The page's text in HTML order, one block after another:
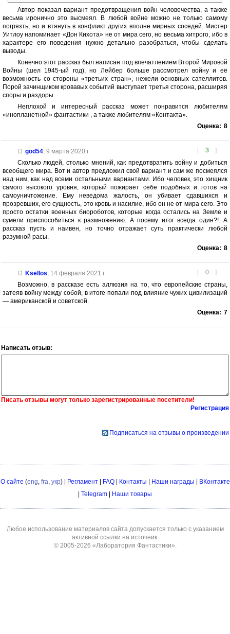
Автор показал вариант предотвращения войн человечества, а также
весьма иронично это высмеял. В любой войне можно не только самому
погрязть, но и втянуть в конфликт других вполне мирных соседей. Мистер
Уитлоу напоминает «Дон Кихота» не от мира сего, но весьма хитрого, ибо в
характере его поведения нужно детально разобраться, чтобы сделать
выводы.
Конечно этот рассказ был написан под впечатлением Второй Мировой
Войны (шел 1945-ый год), но Лейбер больше рассмотрел войну и её
возможность со стороны «третьих стран», нежели основных сателлитов.
Порой зачинщиком кровавых событий выступает третья сторона, расширяя
споры и раздоры.
Неплохой и интересный рассказ может понравится любителям
«инопланетной» фантастики , а также любителям «Контакта».
Оценка: 8
[ 3 ]
god54, 9 марта 2020 г.
Сколько людей, столько мнений, как предотвратить войну и добиться
всеобщего мира. Вот и автор предложил свой вариант и сам же посмеялся
над ним, как над всеми остальными вариантами. Ибо человек, это хищник
самого высокого уровня, который пожирает себе подобных и готов на
самоуничтожение. Ему неведома жалость, он убивает сдавшихся и
прозревших, его сущность, это кровь и насилие, ибо он не от мира сего. Это
просто остатки военных биороботов, которые когда остались на Земле и
сумели приспособиться к размножению. А посему итог всегда один?!. А
рассказ пусть и наивен, но точно отражает суть практически любой
разумной расы.
Оценка: 8
[ 0 ]
Ksellos, 14 февраля 2021 г.
Возможно, в рассказе есть аллюзия на то, что европейские страны,
затеяв войну между собой, в итоге попали под влияние чужих цивилизаций
— американской и советской.
Оценка: 7
Написать отзыв:
Писать отзывы могут только зарегистрированные посетители!
Регистрация
Подписаться на отзывы о произведении
О сайте (eng, fra, укр) | Регламент| FAQ| Контакты Наши награды
ВКонтакте
Telegram Наши товары
Любое использование материалов сайта допускается только с указанием
активной ссылки на источник.
© 2005-2026 «Лаборатория Фантастики».